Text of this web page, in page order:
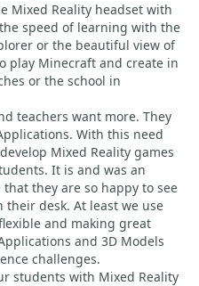
Mixed Reality headset with
speed of learning with the
or the beautiful view of
play Minecraft and create in
or the school in
teachers want more. They
With this need
Mixed Reality games
It is and was an
they are so happy to see
desk. At least we use
and making great
and 3D Models
challenges.
students with Mixed Reality